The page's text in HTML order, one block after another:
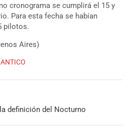
cronograma se cumplirá el 15 y
Para esta fecha se habían
pilotos.
Aires)
la definición del Nocturno